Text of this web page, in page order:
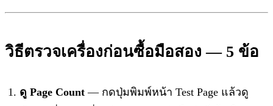
วิธีตรวจเครื่องก่อนซื้อมือสอง — 5 ข้อ
ดู Page Count — กดปุ่มพิมพ์หน้า Test Page แล้วดู